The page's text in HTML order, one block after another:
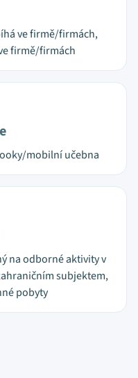
ve firmě/firmách,
firmě/firmách
mobilní učebna
na odborné aktivity v
subjektem,
pobyty